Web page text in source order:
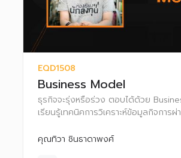
EQD1508
Business Model
ธุรกิจจะรุ่งหรือร่วง ตอบได้ด้วย
เรียนรู้เทคนิคการวิเคราะห์ข้อมูลกิจการผ่
กิจการในอนาคตก่อนตัดสินใจลงทุน
คุณทิวา ชินธาดาพงศ์